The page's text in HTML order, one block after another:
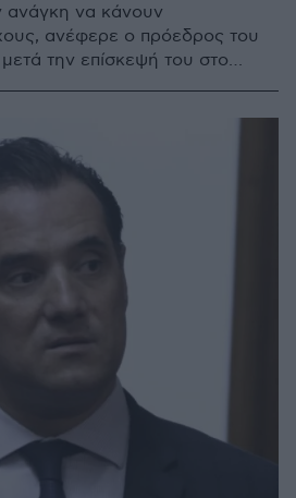
ανάγκη να κάνουν
ανέφερε ο πρόεδρος του
την επίσκεψή του στο